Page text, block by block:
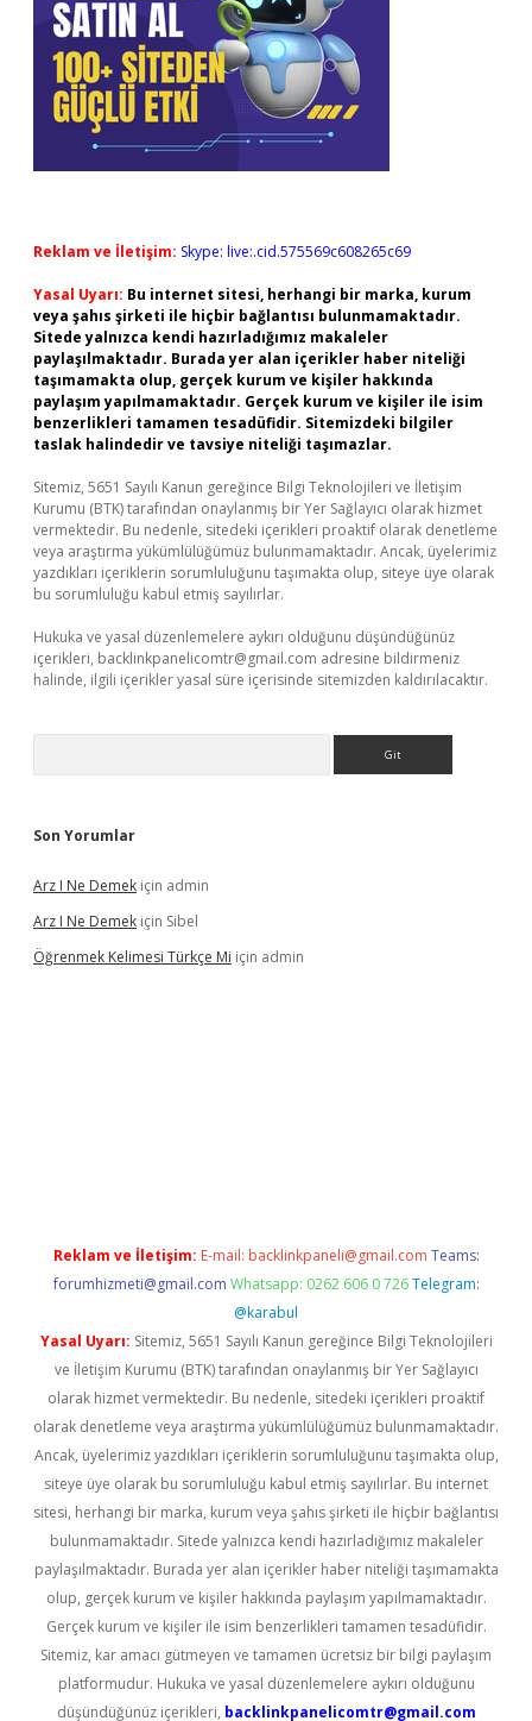
Reklam ve İletişim: Skype: live:.cid.575569c608265c69
Yasal Uyarı: Bu internet sitesi, herhangi bir marka, kurum
veya şahıs şirketi ile hiçbir bağlantısı bulunmamaktadır.
Sitede yalnızca kendi hazırladığımız makaleler
paylaşılmaktadır. Burada yer alan içerikler haber niteliği
taşımamakta olup, gerçek kurum ve kişiler hakkında
paylaşım yapılmamaktadır. Gerçek kurum ve kişiler ile isim
benzerlikleri tamamen tesadüfidir. Sitemizdeki bilgiler
taslak halindedir ve tavsiye niteliği taşımazlar.
Sitemiz, 5651 Sayılı Kanun gereğince Bilgi Teknolojileri ve İletişim
Kurumu (BTK) tarafından onaylanmış bir Yer Sağlayıcı olarak hizmet
vermektedir. Bu nedenle, sitedeki içerikleri proaktif olarak denetleme
veya araştırma yükümlülüğümüz bulunmamaktadır. Ancak, üyelerimiz
yazdıkları içeriklerin sorumluluğunu taşımakta olup, siteye üye olarak
bu sorumluluğu kabul etmiş sayılırlar.
Hukuka ve yasal düzenlemelere aykırı olduğunu düşündüğünüz
içerikleri, backlinkpanelicomtr@gmail.com adresine bildirmeniz
halinde, ilgili içerikler yasal süre içerisinde sitemizden kaldırılacaktır.
Son Yorumlar
Arz I Ne Demek için admin
Arz I Ne Demek için Sibel
Öğrenmek Kelimesi Türkçe Mi için admin
Reklam ve İletişim: E-mail: backlinkpaneli@gmail.com Teams:
forumhizmeti@gmail.com Whatsapp: 0262 606 0 726 Telegram:
@karabul
Yasal Uyarı: Sitemiz, 5651 Sayılı Kanun gereğince Bilgi Teknolojileri
ve İletişim Kurumu (BTK) tarafından onaylanmış bir Yer Sağlayıcı
olarak hizmet vermektedir. Bu nedenle, sitedeki içerikleri proaktif
olarak denetleme veya araştırma yükümlülüğümüz bulunmamaktadır.
Ancak, üyelerimiz yazdıkları içeriklerin sorumluluğunu taşımakta olup,
siteye üye olarak bu sorumluluğu kabul etmiş sayılırlar. Bu internet
sitesi, herhangi bir marka, kurum veya şahıs şirketi ile hiçbir bağlantısı
bulunmamaktadır. Sitede yalnızca kendi hazırladığımız makaleler
paylaşılmaktadır. Burada yer alan içerikler haber niteliği taşımamakta
olup, gerçek kurum ve kişiler hakkında paylaşım yapılmamaktadır.
Gerçek kurum ve kişiler ile isim benzerlikleri tamamen tesadüfidir.
Sitemiz, kar amacı gütmeyen ve tamamen ücretsiz bir bilgi paylaşım
platformudur. Hukuka ve yasal düzenlemelere aykırı olduğunu
düşündüğünüz içerikleri, backlinkpanelicomtr@gmail.com